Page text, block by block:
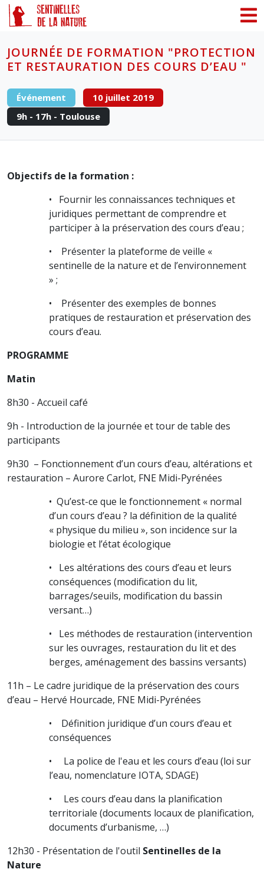
JOURNÉE DE FORMATION "PROTECTION
ET RESTAURATION DES COURS D’EAU "
Événement
10 juillet 2019
9h - 17h - Toulouse
Objectifs de la formation :
• Fournir les connaissances techniques et
juridiques permettant de comprendre et
participer à la préservation des cours d’eau ;
• Présenter la plateforme de veille «
sentinelle de la nature et de l’environnement
» ;
• Présenter des exemples de bonnes
pratiques de restauration et préservation des
cours d’eau.
PROGRAMME
Matin
8h30 - Accueil café
9h - Introduction de la journée et tour de table des
participants
9h30 – Fonctionnement d’un cours d’eau, altérations et
restauration – Aurore Carlot, FNE Midi-Pyrénées
• Qu’est-ce que le fonctionnement « normal
d’un cours d’eau ? la définition de la qualité
« physique du milieu », son incidence sur la
biologie et l’état écologique
• Les altérations des cours d’eau et leurs
conséquences (modification du lit,
barrages/seuils, modification du bassin
versant…)
• Les méthodes de restauration (intervention
sur les ouvrages, restauration du lit et des
berges, aménagement des bassins versants)
11h – Le cadre juridique de la préservation des cours
d’eau – Hervé Hourcade, FNE Midi-Pyrénées
• Définition juridique d’un cours d’eau et
conséquences
• La police de l'eau et les cours d’eau (loi sur
l’eau, nomenclature IOTA, SDAGE)
• Les cours d’eau dans la planification
territoriale (documents locaux de planification,
documents d’urbanisme, …)
12h30 - Présentation de l'outil Sentinelles de la
Nature
Panneau de gestion des cookies